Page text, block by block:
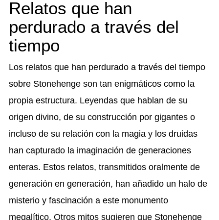
Relatos que han
perdurado a través del
tiempo
Los relatos que han perdurado a través del tiempo
sobre Stonehenge son tan enigmáticos como la
propia estructura. Leyendas que hablan de su
origen divino, de su construcción por gigantes o
incluso de su relación con la magia y los druidas
han capturado la imaginación de generaciones
enteras. Estos relatos, transmitidos oralmente de
generación en generación, han añadido un halo de
misterio y fascinación a este monumento
megalítico. Otros mitos sugieren que Stonehenge